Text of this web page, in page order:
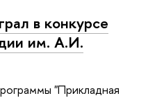
в конкурсе
им. А.И.
"Прикладная